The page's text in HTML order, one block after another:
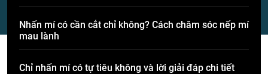
Nhấn mí có cần cắt chỉ không? Cách chăm sóc nếp mí
mau lành
Chỉ nhấn mí có tự tiêu không và lời giải đáp chi tiết